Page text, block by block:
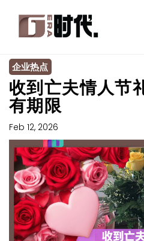
企业热点
收到亡夫情人
有期限
Feb 12, 2026